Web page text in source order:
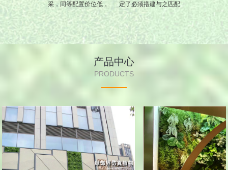
采，同等配置价位低，
只为您用的放心
定了必须搭建与之匹配
的专业技术和服务。
产品中心
PRODUCTS